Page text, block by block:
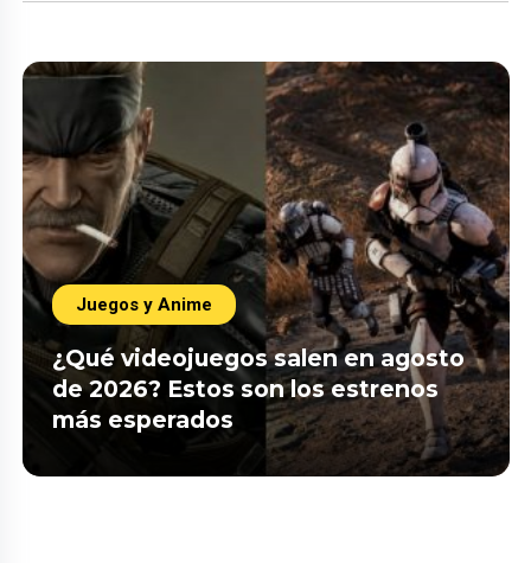
Juegos y Anime
¿Qué videojuegos salen en agosto
de 2026? Estos son los estrenos
más esperados